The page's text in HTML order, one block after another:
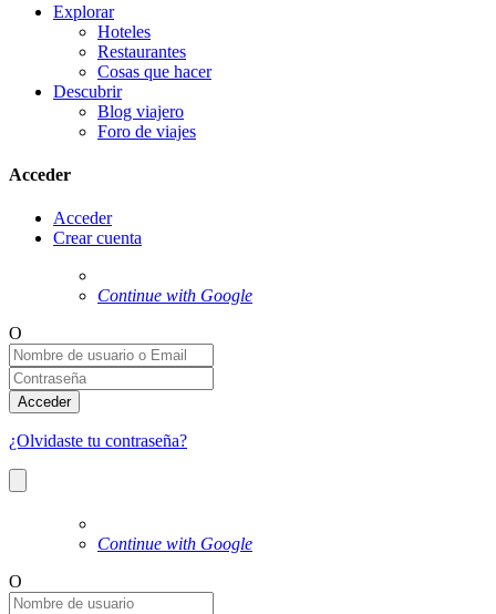
Explorar
Hoteles
Restaurantes
Cosas que hacer
Descubrir
Blog viajero
Foro de viajes
Acceder
Acceder
Crear cuenta
Continue with Google
O
Acceder
¿Olvidaste tu contraseña?
Continue with Google
O